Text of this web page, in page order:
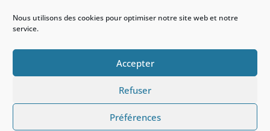
Nous utilisons des cookies pour optimiser notre site web et notre
service.
Accepter
Refuser
Préférences